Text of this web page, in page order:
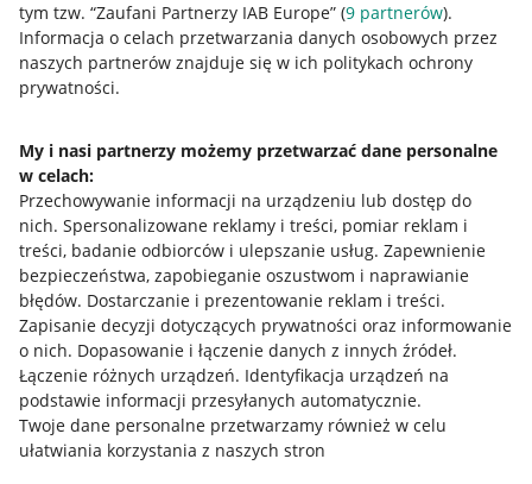
tym tzw. “Zaufani Partnerzy IAB Europe” (9 partnerów).
Informacja o celach przetwarzania danych osobowych przez
naszych partnerów znajduje się w ich politykach ochrony
prywatności.
My i nasi partnerzy możemy przetwarzać dane personalne
w celach:
Przechowywanie informacji na urządzeniu lub dostęp do
nich. Spersonalizowane reklamy i treści, pomiar reklam i
treści, badanie odbiorców i ulepszanie usług. Zapewnienie
bezpieczeństwa, zapobieganie oszustwom i naprawianie
błędów. Dostarczanie i prezentowanie reklam i treści.
Zapisanie decyzji dotyczących prywatności oraz informowanie
o nich. Dopasowanie i łączenie danych z innych źródeł.
Łączenie różnych urządzeń. Identyfikacja urządzeń na
podstawie informacji przesyłanych automatycznie.
Twoje dane personalne przetwarzamy również w celu
ułatwiania korzystania z naszych stron
Przydatne informacje
Jak to działa
Allegro Gadane dla sprzedających
Allegro Gadane dla kupujących
Mapa miejscowości
Informacje prawne
Regulamin
Polityka plików "cookies"
Ustawienia plików "cookies"